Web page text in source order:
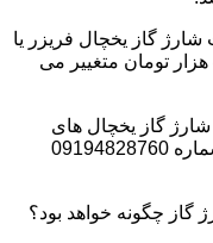
گاز یخچال فریزر یا
ساید بای ساید سامسونگ بین 500 تا 800 هزار تومان متغییر می
شارژ گاز یخچال های
سامسونگ با نمایندگی مجاز قدوسی به شماره 09194828760
چگونه خواهد بود؟